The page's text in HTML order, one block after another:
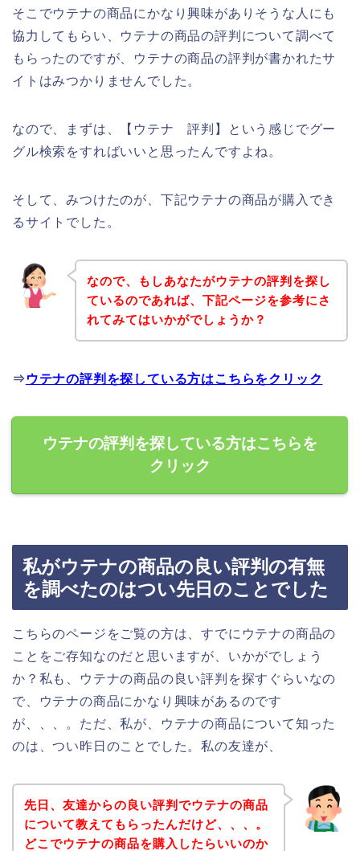
そこでウテナの商品にかなり興味がありそうな人にも
協力してもらい、ウテナの商品の評判について調べて
もらったのですが、ウテナの商品の評判が書かれたサ
イトはみつかりませんでした。
なので、まずは、【ウテナ 評判】という感じでグー
グル検索をすればいいと思ったんですよね。
そして、みつけたのが、下記ウテナの商品が購入でき
るサイトでした。
なので、もしあなたがウテナの評判を探し
ているのであれば、下記ページを参考にさ
れてみてはいかがでしょうか？
⇒ ウテナの評判を探している方はこちらをクリック
ウテナの評判を探している方はこちらを
クリック
私がウテナの商品の良い評判の有無
を調べたのはつい先日のことでした
こちらのページをご覧の方は、すでにウテナの商品の
ことをご存知なのだと思いますが、いかがでしょう
か？私も、ウテナの商品の良い評判を探すぐらいなの
で、ウテナの商品にかなり興味があるのです
が、、、。ただ、私が、ウテナの商品について知った
のは、つい昨日のことでした。私の友達が、
先日、友達からの良い評判でウテナの商品
について教えてもらったんだけど、、、。
どこでウテナの商品を購入したらいいのか